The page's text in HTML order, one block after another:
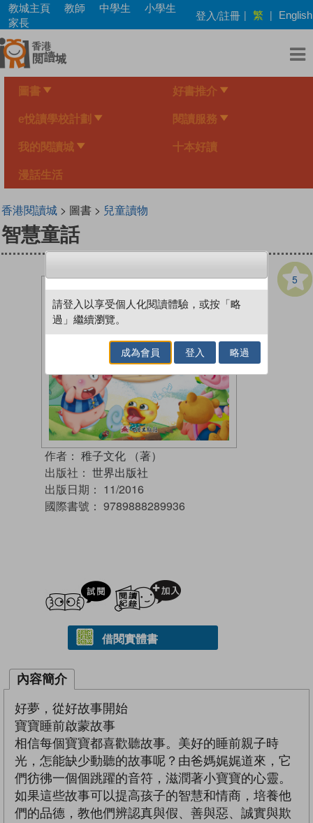
Skip
main
content
教城主頁 教師 中學生
小學生
家長
登入/註冊 | 繁 | English
圖書 好書推介
e悅讀學校計劃 閱讀服務
我的閱讀城 十本好讀
漫話生活
香港閱讀城> 圖書 > 兒童讀物
智慧童話
5
作者： 稚子文化 （著）
出版社： 世界出版社
出版日期： 11/2016
國際書號： 9789888289936
試閲
借閱實體書
內容簡介
好夢，從好故事開始
寶寶睡前啟蒙故事
相信每個寶寶都喜歡聽故事。美好的睡前親子時
光，怎能缺少動聽的故事呢？由爸媽娓娓道來，它
們彷彿一個個跳躍的音符，滋潤著小寶寶的心靈。
如果這些故事可以提高孩子的智慧和情商，培養他
們的品德，教他們辨認真與假、善與惡、誠實與欺
請登入以享受個人化閱讀體驗，或按「略
過」繼續瀏覽。
成為會員 登入 略過